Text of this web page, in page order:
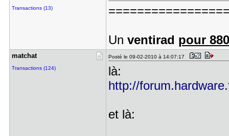
Transactions (13)
Un ventirad pour
matchat
Transactions (124)
Posté le 09-02-2010 à 14:07:17
là:
http://
et là: